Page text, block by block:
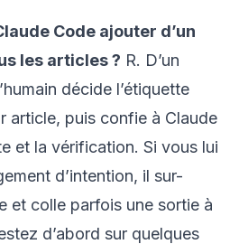
Code ajouter d’un
les articles ? R. D’un
décide l’étiquette
article, puis confie à Claude
et la vérification. Si vous lui
d’intention, il sur-
et colle parfois une sortie à
d’abord sur quelques